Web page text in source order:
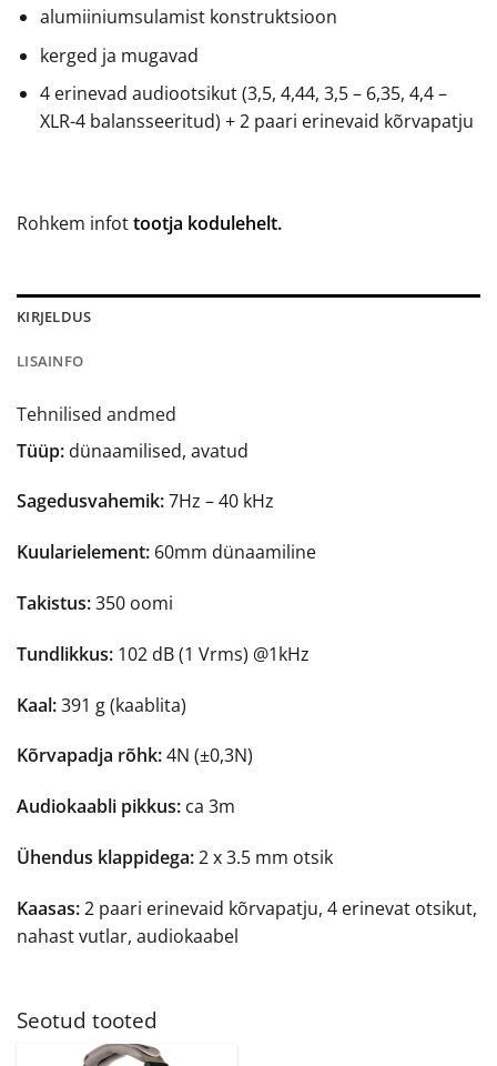
alumiiniumsulamist konstruktsioon
kerged ja mugavad
4 erinevad audiootsikut (3,5, 4,44, 3,5 – 6,35, 4,4 –
XLR-4 balansseeritud) + 2 paari erinevaid kõrvapatju
Rohkem infottootja kodulehelt.
KIRJELDUS
LISAINFO
Tehnilised andmed
Tüüp: dünaamilised, avatud
Sagedusvahemik:7Hz – 40 kHz
Kuularielement: 60mm dünaamiline
Takistus:350 oomi
Tundlikkus: 102 dB (1 Vrms) @1kHz
Kaal:391 g (kaablita)
Kõrvapadja rõhk:4N (±0,3N)
Audiokaabli pikkus: ca 3m
Ühendus klappidega:2 x 3.5 mm otsik
Kaasas:2 paari erinevaid kõrvapatju, 4 erinevat otsikut,
nahast vutlar, audiokaabel
Seotud tooted